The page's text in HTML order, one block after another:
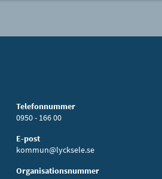
Telefonnummer
0950 - 166 00
E-post
kommun@lycksele.se
Organisationsnummer